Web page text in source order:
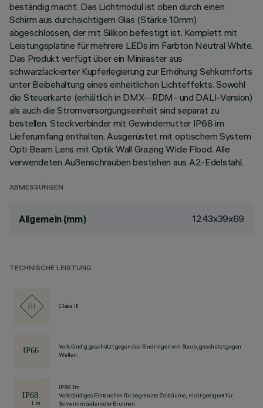
beständig macht. Das Lichtmodul ist oben durch einen
Schirm aus durchsichtigem Glas (Stärke 10mm)
abgeschlossen, der mit Silikon befestigt ist. Komplett mit
Leistungsplatine für mehrere LEDs im Farbton Neutral White.
Das Produkt verfügt über ein Miniraster aus
schwarzlackierter Kupferlegierung zur Erhöhung Sehkomforts
unter Beibehaltung eines einheitlichen Lichteffekts. Sowohl
die Steuerkarte (erhältlich in DMX--RDM- und DALI-Version)
als auch die Stromversorgungseinheit sind separat zu
bestellen. Steckverbinder mit Gewindemutter IP68 im
Lieferumfang enthalten. Ausgerüstet mit optischem System
Opti Beam Lens mit Optik Wall Grazing Wide Flood. Alle
verwendeten Außenschrauben bestehen aus A2-Edelstahl.
ABMESSUNGEN
Allgemein (mm) 1243x39x69
TECHNISCHE LEISTUNG
Class III
Vollständig geschützt gegen das Eindringen von Staub, geschützt gegen
Wellen.
IP68 1m
Vollständiges Eintauchen für begrenzte Zeiträume, nicht geeignet für
Schwimmbäder oder Brunnen.